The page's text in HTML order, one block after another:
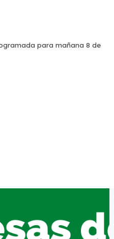
para mañana 8 de